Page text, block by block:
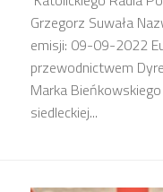
Grzegorz Suwała
emisji: 09-09-2022
przewodnictwem
Marka
siedleckiej...